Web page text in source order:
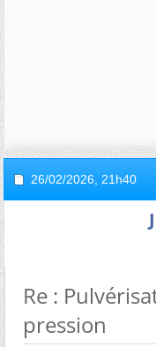
26/02/2026, 21h40
Re :
pression